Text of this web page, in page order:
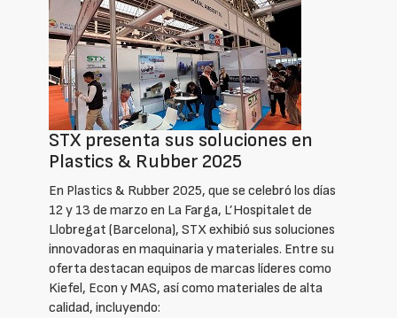
STX presenta sus soluciones en
Plastics & Rubber 2025
En Plastics & Rubber 2025, que se celebró los días
12 y 13 de marzo en La Farga, L’Hospitalet de
Llobregat (Barcelona), STX exhibió sus soluciones
innovadoras en maquinaria y materiales. Entre su
oferta destacan equipos de marcas líderes como
Kiefel, Econ y MAS, así como materiales de alta
calidad, incluyendo: